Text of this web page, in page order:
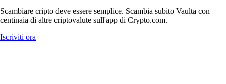
Scambiare cripto deve essere semplice. Scambia subito Vaulta con
centinaia di altre criptovalute sull'app di Crypto.com.
Iscriviti ora